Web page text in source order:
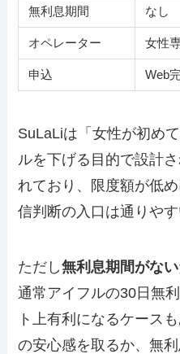
無利息期間 なし
オペレーター 女性
申込 Web
SuLaLiは「女性が初め
ルを下げる目的で設計
れており、限度額が低
信判断の入口は通りやす
ただし無利息期間がない
通常アイフルの30日無
ト上有利になるケース
の安心感を取るか、無